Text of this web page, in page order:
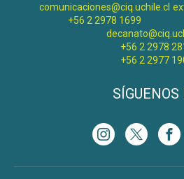
comunicaciones@ciq.uchile.cl
+56 2 2978 1699
+56 2 2978
+56 2 2977
SÍGUENOS